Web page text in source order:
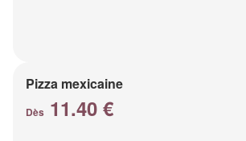
Pizza mexicaine
Dès 11.40 €